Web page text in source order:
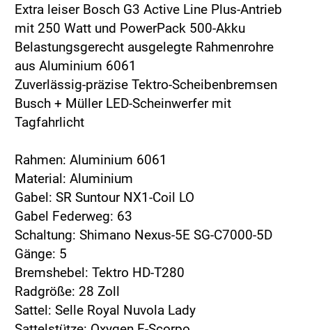
Extra leiser Bosch G3 Active Line Plus-Antrieb
mit 250 Watt und PowerPack 500-Akku
Belastungsgerecht ausgelegte Rahmenrohre
aus Aluminium 6061
Zuverlässig-präzise Tektro-Scheibenbremsen
Busch + Müller LED-Scheinwerfer mit
Tagfahrlicht
Rahmen: Aluminium 6061
Material: Aluminium
Gabel: SR Suntour NX1-Coil LO
Gabel Federweg: 63
Schaltung: Shimano Nexus-5E SG-C7000-5D
Gänge: 5
Bremshebel: Tektro HD-T280
Radgröße: 28 Zoll
Sattel: Selle Royal Nuvola Lady